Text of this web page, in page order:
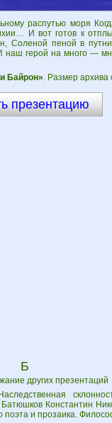
распутью моря
И вот готов к
Соленой пеной в
наш герой на много —
Байрон». Размер архива
презентацию
Б
других презентаций
Константин
поэта и прозаика.